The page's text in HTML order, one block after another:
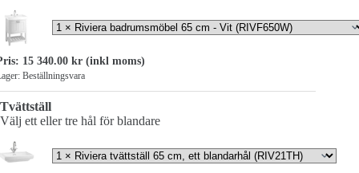
15 340.00 kr (inkl moms)
Beställningsvara
Tvättställ
Välj ett eller tre hål för blandare